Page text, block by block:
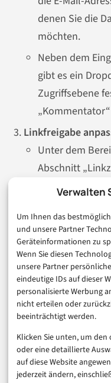
Verwalten
Um Ihnen das
und unsere Partner
Geräteinformationen zu
Wenn Sie diesen
unsere Partner
eindeutige IDs auf dieser
personalisierte Werbung
nicht erteilen oder
beeinträchtigt werden.
Klicken Sie unten, um
oder eine detaillierte
auf diese Website
jederzeit ändern,
denen Sie die
möchten.
Neben dem
gibt es ein
Zugriffsebene
Linkfreigabe
Unter dem
Abschnitt
hier klicken,
zugreifen.
Jeder mit
kann ohne
zugreifen.
Jeder bei
Mitglieder
dem Link